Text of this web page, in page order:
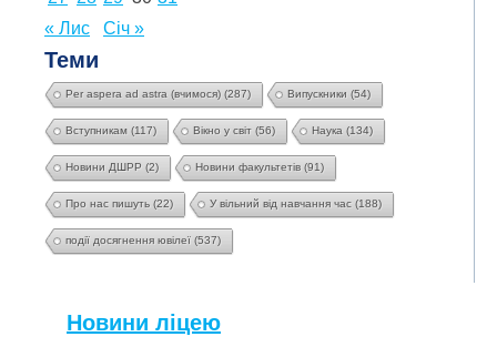
« Лис
Січ »
Теми
Per aspera ad astra (вчимося) (287) Випускники (54)
Вступникам (117) Вікно у світ (56) Наука (134)
Новини ДШРР (2) Новини факультетів (91)
Про нас пишуть (22) У вільний від навчання час (188)
події досягнення ювілеї (537)
Новини ліцею